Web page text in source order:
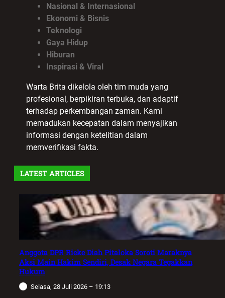
Nasional & Internasional
Ekonomi & Bisnis
Teknologi
Gaya Hidup
Hiburan
Inspirasi & Viral
Warta Brita dikelola oleh tim muda yang
profesional, berpikiran terbuka, dan adaptif
terhadap perkembangan zaman. Kami
memadukan kecepatan dalam menyajikan
informasi dengan ketelitian dalam
memverifikasi fakta.
LATEST ARTICLES
Anggota DPR Rieke Diah Pitaloka Soroti Maraknya
Aksi Main Hakim Sendiri, Desak Negara Tegakkan
Hukum
Selasa, 28 Juli 2026 – 19:13